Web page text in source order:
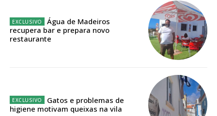
Escolha o plano
Água de Madeiros
recupera bar e prepara novo
restaurante
Gatos e problemas de
higiene motivam queixas na vila